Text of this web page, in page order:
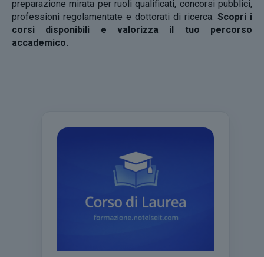
preparazione mirata per ruoli qualificati, concorsi pubblici,
professioni regolamentate e dottorati di ricerca. Scopri i
corsi disponibili e valorizza il tuo percorso
accademico.